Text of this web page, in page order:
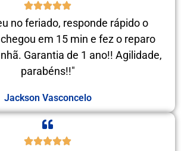
no feriado, responde rápido o
em 15 min e fez o reparo
Garantia de 1 ano!! Agilidade,
parabéns!!"
Jackson Vasconcelo